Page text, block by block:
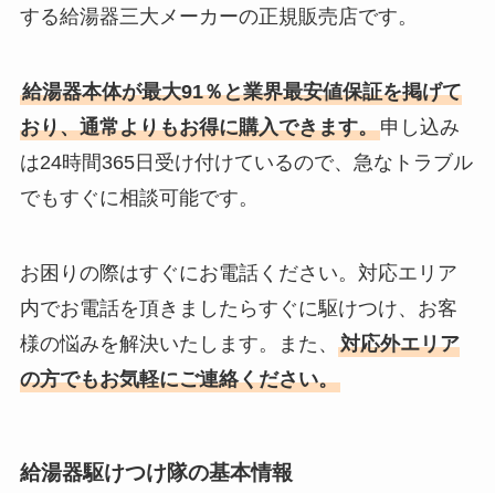
する給湯器三大メーカーの正規販売店です。
給湯器本体が最大91％と業界最安値保証を掲げて
おり、通常よりもお得に購入できます。申し込み
は24時間365日受け付けているので、急なトラブル
でもすぐに相談可能です。
お困りの際はすぐにお電話ください。対応エリア
内でお電話を頂きましたらすぐに駆けつけ、お客
様の悩みを解決いたします。また、 対応外エリア
の方でもお気軽にご連絡ください。
給湯器駆けつけ隊の基本情報